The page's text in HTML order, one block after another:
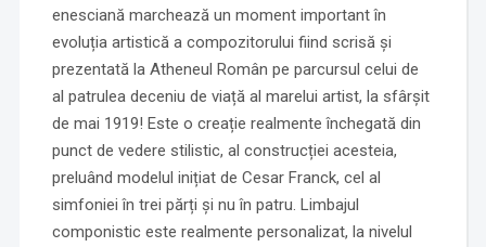
enesciană marchează un moment important în
evoluția artistică a compozitorului fiind scrisă și
prezentată la Atheneul Român pe parcursul celui de
al patrulea deceniu de viață al marelui artist, la sfârșit
de mai 1919! Este o creație realmente închegată din
punct de vedere stilistic, al construcției acesteia,
preluând modelul inițiat de Cesar Franck, cel al
simfoniei în trei părți și nu în patru. Limbajul
componistic este realmente personalizat, la nivelul